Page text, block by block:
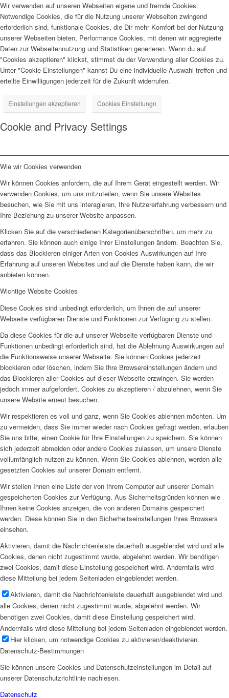
Wir verwenden auf unseren Webseiten eigene und fremde Cookies:
Notwendige Cookies, die für die Nutzung unserer Webseiten zwingend
erforderlich sind, funktionale Cookies, die Dir mehr Komfort bei der Nutzung
unserer Webseiten bieten, Performance Cookies, mit denen wir aggregierte
Daten zur Webseitennutzung und Statistiken generieren. Wenn du auf
"Cookies akzeptieren" klickst, stimmst du der Verwendung aller Cookies zu.
Unter "Cookie-Einstellungen" kannst Du eine individuelle Auswahl treffen und
erteilte Einwilligungen jederzeit für die Zukunft widerrufen.
Einstellungen akzeptieren Cookies Einstellungn
Cookie and Privacy Settings
Wie wir Cookies verwenden
Wir können Cookies anfordern, die auf Ihrem Gerät eingestellt werden. Wir
verwenden Cookies, um uns mitzuteilen, wenn Sie unsere Websites
besuchen, wie Sie mit uns interagieren, Ihre Nutzererfahrung verbessern und
Ihre Beziehung zu unserer Website anpassen.
Klicken Sie auf die verschiedenen Kategorienüberschriften, um mehr zu
erfahren. Sie können auch einige Ihrer Einstellungen ändern. Beachten Sie,
dass das Blockieren einiger Arten von Cookies Auswirkungen auf Ihre
Erfahrung auf unseren Websites und auf die Dienste haben kann, die wir
anbieten können.
Wichtige Website Cookies
Diese Cookies sind unbedingt erforderlich, um Ihnen die auf unserer
Webseite verfügbaren Dienste und Funktionen zur Verfügung zu stellen.
Da diese Cookies für die auf unserer Webseite verfügbaren Dienste und
Funktionen unbedingt erforderlich sind, hat die Ablehnung Auswirkungen auf
die Funktionsweise unserer Webseite. Sie können Cookies jederzeit
blockieren oder löschen, indem Sie Ihre Browsereinstellungen ändern und
das Blockieren aller Cookies auf dieser Webseite erzwingen. Sie werden
jedoch immer aufgefordert, Cookies zu akzeptieren / abzulehnen, wenn Sie
unsere Website erneut besuchen.
Wir respektieren es voll und ganz, wenn Sie Cookies ablehnen möchten. Um
zu vermeiden, dass Sie immer wieder nach Cookies gefragt werden, erlauben
Sie uns bitte, einen Cookie für Ihre Einstellungen zu speichern. Sie können
sich jederzeit abmelden oder andere Cookies zulassen, um unsere Dienste
vollumfänglich nutzen zu können. Wenn Sie Cookies ablehnen, werden alle
gesetzten Cookies auf unserer Domain entfernt.
Wir stellen Ihnen eine Liste der von Ihrem Computer auf unserer Domain
gespeicherten Cookies zur Verfügung. Aus Sicherheitsgründen können wie
Ihnen keine Cookies anzeigen, die von anderen Domains gespeichert
werden. Diese können Sie in den Sicherheitseinstellungen Ihres Browsers
einsehen.
Aktivieren, damit die Nachrichtenleiste dauerhaft ausgeblendet wird und alle
Cookies, denen nicht zugestimmt wurde, abgelehnt werden. Wir benötigen
zwei Cookies, damit diese Einstellung gespeichert wird. Andernfalls wird
diese Mitteilung bei jedem Seitenladen eingeblendet werden.
Aktivieren, damit die Nachrichtenleiste dauerhaft ausgeblendet wird und
alle Cookies, denen nicht zugestimmt wurde, abgelehnt werden. Wir
benötigen zwei Cookies, damit diese Einstellung gespeichert wird.
Andernfalls wird diese Mitteilung bei jedem Seitenladen eingeblendet werden.
Hier klicken, um notwendige Cookies zu aktivieren/deaktivieren.
Datenschutz-Bestimmungen
Sie können unsere Cookies und Datenschutzeinstellungen im Detail auf
unserer Datenschutzrichtlinie nachlesen.
Datenschutz